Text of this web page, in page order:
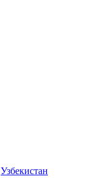
Узбекистан